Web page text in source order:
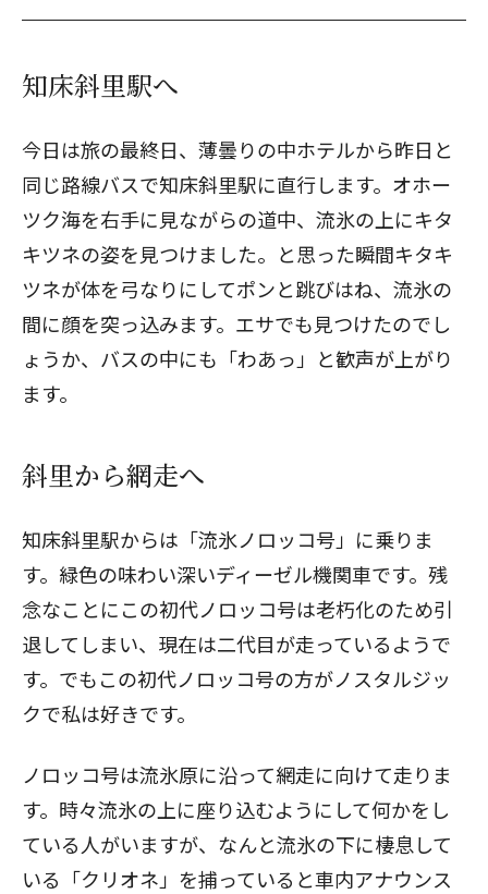
知床斜里駅へ
今日は旅の最終日、薄曇りの中ホテルから昨日と
同じ路線バスで知床斜里駅に直行します。オホー
ツク海を右手に見ながらの道中、流氷の上にキタ
キツネの姿を見つけました。と思った瞬間キタキ
ツネが体を弓なりにしてポンと跳びはね、流氷の
間に顔を突っ込みます。エサでも見つけたのでし
ょうか、バスの中にも「わあっ」と歓声が上がり
ます。
斜里から網走へ
知床斜里駅からは「流氷ノロッコ号」に乗りま
す。緑色の味わい深いディーゼル機関車です。残
念なことにこの初代ノロッコ号は老朽化のため引
退してしまい、現在は二代目が走っているようで
す。でもこの初代ノロッコ号の方がノスタルジッ
クで私は好きです。
ノロッコ号は流氷原に沿って網走に向けて走りま
す。時々流氷の上に座り込むようにして何かをし
ている人がいますが、なんと流氷の下に棲息して
いる「クリオネ」を捕っていると車内アナウンス